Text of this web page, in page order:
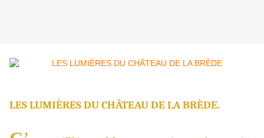
LES LUMIÈRES DU CHÂTEAU DE LA BRÈDE.